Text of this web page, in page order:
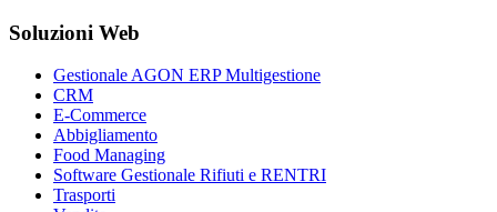
Soluzioni Web
Gestionale AGON ERP Multigestione
CRM
E-Commerce
Abbigliamento
Food Managing
Software Gestionale Rifiuti e RENTRI
Trasporti